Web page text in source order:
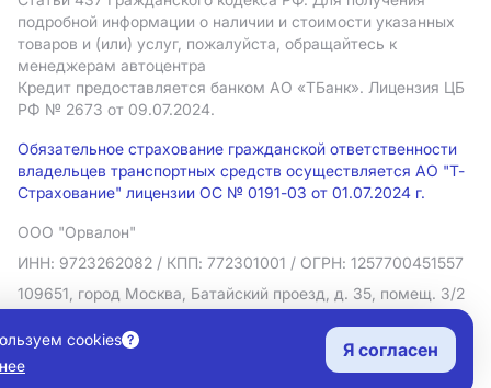
подробной информации о наличии и стоимости указанных
товаров и (или) услуг, пожалуйста, обращайтесь к
менеджерам автоцентра
Кредит предоставляется банком АO «ТБанк». Лицензия ЦБ
РФ № 2673 от 09.07.2024.
Обязательное страхование гражданской ответственности
владельцев транспортных средств осуществляется АО "Т-
Страхование" лицензии ОС № 0191-03 от 01.07.2024 г.
ООО "Орвалон"
ИНН: 9723262082 / КПП: 772301001 / ОГРН: 1257700451557
109651, город Москва, Батайский проезд, д. 35, помещ. 3/2
Политика в отношении обработки персональных данных
Согласие на рекламную рассылку
Правовая информация
cookies
Я согласен